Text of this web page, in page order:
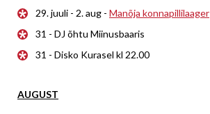
29. juuli - 2. aug - Manõja konnapillilaager
31 - DJ õhtu Miinusbaaris
31 - Disko Kurasel kl 22.00
AUGUST